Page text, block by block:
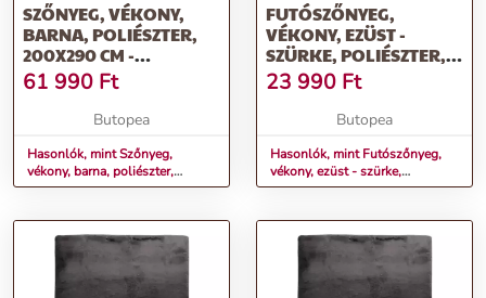
SZŐNYEG, VÉKONY,
BARNA, POLIÉSZTER,
200X290 CM -
AMBERLYN
61 990 Ft
Butopea
Hasonlók, mint Szőnyeg,
vékony, barna, poliészter,
200x290 cm - AMBERLYN
FUTÓSZŐNYEG,
VÉKONY, EZÜST -
SZÜRKE, POLIÉSZTER,
80X300 CM -
AMBERLYN
23 990 Ft
Butopea
Hasonlók, mint Futószőnyeg,
vékony, ezüst - szürke,
poliészter, 80x300 cm -